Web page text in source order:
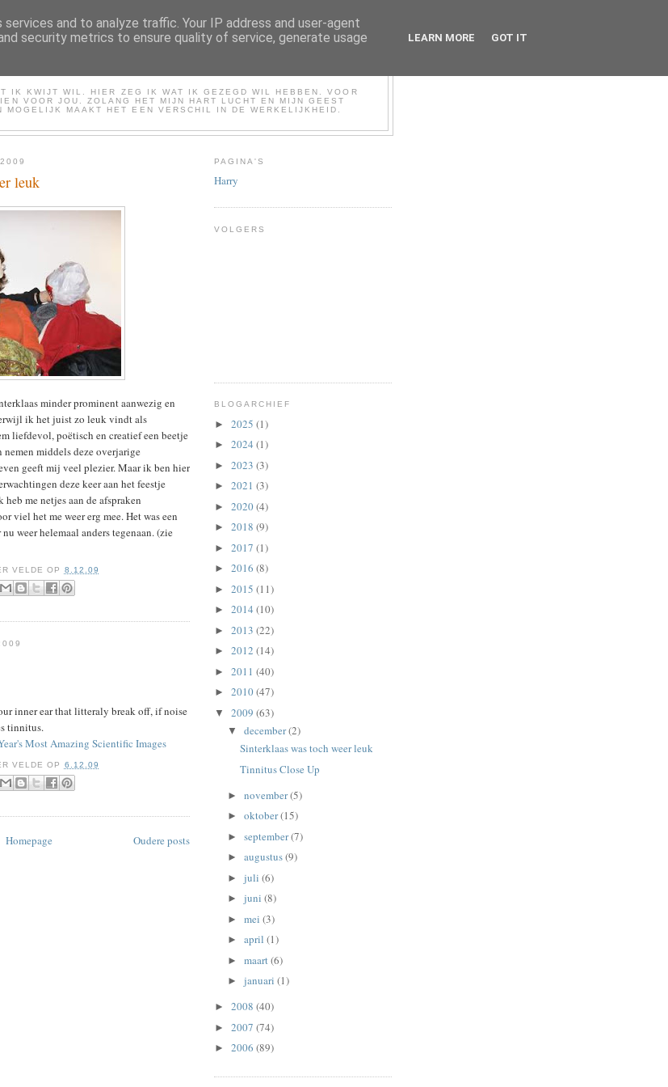
IK KWIJT WIL. HIER ZEG IK WAT IK GEZEGD WIL HEBBEN. VOOR
VOOR JOU. ZOLANG HET MIJN HART LUCHT EN MIJN GEEST
MOGELIJK MAAKT HET EEN VERSCHIL IN DE WERKELIJKHEID.
leuk
minder prominent aanwezig en
ik het juist zo leuk vindt als
liefdevol, poëtisch en creatief een beetje
middels deze overjarige
geeft mij veel plezier. Maar ik ben hier
deze keer aan het feestje
me netjes aan de afspraken
viel het me weer erg mee. Het was een
weer helemaal anders tegenaan. (zie
VELDE OP 8.12.09
inner ear that litteraly break off, if noise
tinnitus.
Most Amazing Scientific Images
VELDE OP 6.12.09
Oudere posts
Homepage
PAGINA'S
Harry
VOLGERS
BLOGARCHIEF
► 2025 (1)
► 2024 (1)
► 2023 (3)
► 2021 (3)
► 2020(4)
► 2018 (9)
► 2017 (1)
► 2016 (8)
► 2015 (11)
► 2014 (10)
► 2013 (22)
► 2012 (14)
► 2011 (40)
► 2010(47)
▼ 2009 (63)
▼ december(2)
Sinterklaas was toch weer leuk
Tinnitus Close Up
► november(5)
► oktober(15)
► september(7)
► augustus(9)
► juli (6)
► juni (8)
► mei (3)
► april (1)
► maart(6)
► januari (1)
► 2008 (40)
► 2007 (74)
► 2006 (89)
and to analyze traffic. Your IP address and user-agent
security metrics to ensure quality of service, generate usage
LEARN MORE GOT IT